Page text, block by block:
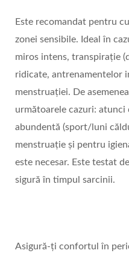
Este recomandat pentru
zonei sensibile. Ideal în
miros intens, transpirație
ridicate, antrenamentelor
menstruației. De
următoarele cazuri:
abundentă (sport/luni
menstruație și pentru
este necesar. Este testat
sigură în timpul sarcinii.
Asigură-ți confortul în